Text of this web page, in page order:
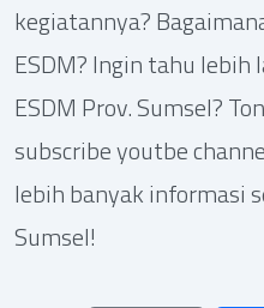
kegiatannya?
ESDM? Ingin tahu
ESDM Prov. Sumsel?
subscribe youtbe
lebih banyak informasi
Sumsel!